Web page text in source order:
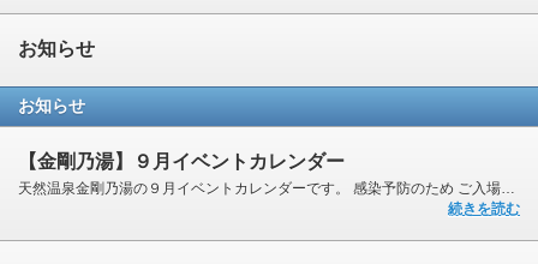
お知らせ
お知らせ
【金剛乃湯】９月イベントカレンダー
天然温泉金剛乃湯の９月イベントカレンダーです。 感染予防のため ご入場時に検温を実施 また、必...
続きを読む